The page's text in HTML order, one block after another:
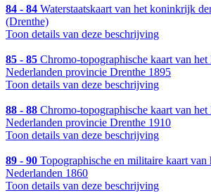
84 - 84 Waterstaatskaart van het koninkrijk
(Drenthe)
Toon details van deze beschrijving
85 - 85 Chromo-topographische kaart van
Nederlanden provincie Drenthe 1895
Toon details van deze beschrijving
88 - 88 Chromo-topographische kaart van
Nederlanden provincie Drenthe 1910
Toon details van deze beschrijving
89 - 90 Topographische en militaire kaart
Nederlanden 1860
Toon details van deze beschrijving